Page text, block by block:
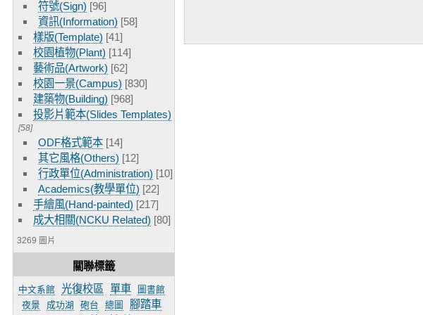
符號(Sign) [96]
資訊(Information) [58]
樣版(Template) [41]
校園植物(Plant) [114]
藝術品(Artwork) [62]
校園一景(Campus) [830]
建築物(Building) [968]
投影片範本(Slides Templates)
[58]
ODF格式範本 [14]
其它風格(Others) [12]
行政單位(Administration) [10]
Academics(教學單位) [22]
手繪風(Hand-painted) [217]
成大相關(NCKU Related) [80]
3269 圖片
關聯標籤
中文系館 光復校區 單車
圖書館
夜景
成功湖 砲台 總圖 腳踏車